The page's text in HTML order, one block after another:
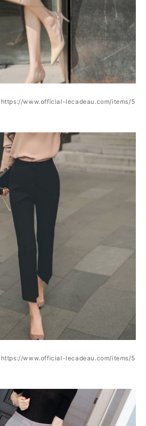
https://www.official-lecadeau.com/items/5
https://www.official-lecadeau.com/items/5